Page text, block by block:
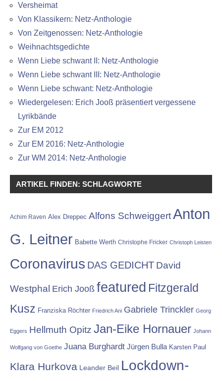
Versheimat
Von Klassikern: Netz-Anthologie
Von Zeitgenossen: Netz-Anthologie
Weihnachtsgedichte
Wenn Liebe schwant II: Netz-Anthologie
Wenn Liebe schwant III: Netz-Anthologie
Wenn Liebe schwant: Netz-Anthologie
Wiedergelesen: Erich Jooß präsentiert vergessene
Lyrikbände
Zur EM 2012
Zur EM 2016: Netz-Anthologie
Zur WM 2014: Netz-Anthologie
ARTIKEL FINDEN: SCHLAGWORTE
Achim Raven Alex Dreppec Alfons SchweiggertAnton
G. Leitner Babette Werth Christophe Fricker Christoph Leisten
Coronavirus DAS GEDICHT David
Westphal Erich Jooß featured Fitzgerald
Kusz Franziska Röchter Friedrich Ani Gabriele Trinckler Georg
Eggers Hellmuth Opitz Jan-Eike Hornauer Johann
Wolfgang von Goethe Juana Burghardt Jürgen Bulla Karsten Paul
Klara Hurkova Leander Beil Lockdown-